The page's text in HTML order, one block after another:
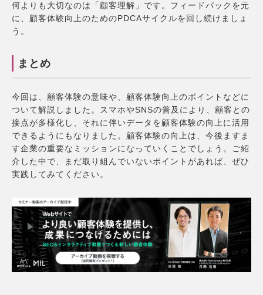
何よりも大切なのは「顧客理解」です。フィードバックを元
に、顧客体験向上のためのPDCAサイクルを回し続けましょ
う。
まとめ
今回は、顧客体験の意味や、顧客体験向上のポイントなどに
ついて解説しました。スマホやSNSの普及により、顧客との
接点が多様化し、それに伴いデータを顧客体験の向上に活用
できるようにもなりました。顧客体験の向上は、今後ますま
す企業の重要なミッションになっていくことでしょう。ご紹
介した中で、まだ取り組んでいないポイントがあれば、ぜひ
実践してみてください。